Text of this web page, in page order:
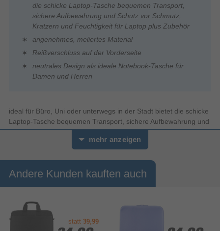
die schicke Laptop-Tasche bequemen Transport,
sichere Aufbewahrung und Schutz vor Schmutz,
Kratzern und Feuchtigkeit für Laptop plus Zubehör
angenehmes, meliertes Material
Reißverschluss auf der Vorderseite
neutrales Design als ideale Notebook-Tasche für
Damen und Herren
ideal für Büro, Uni oder unterwegs in der Stadt bietet die schicke
Laptop-Tasche bequemen Transport, sichere Aufbewahrung und
Schutz vor Schmutz, Kratzern und Feuchtigkeit für Laptop plus
Laptopfach
Laptopfach für einen geschützten Transport
In der Länge verstellbarer Schultergurt
Ummantelte Handgriffe
mehr anzeigen
Andere Kunden kauften auch
statt39,99